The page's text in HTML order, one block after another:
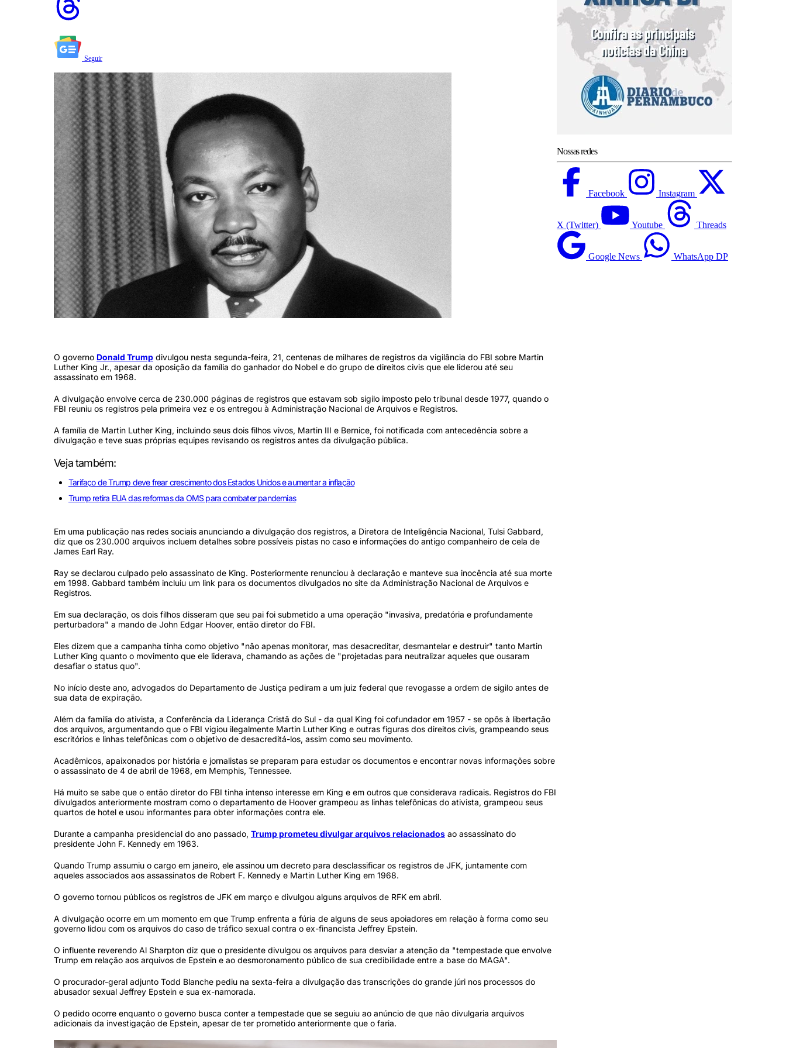
Seguir
O governo Donald Trump divulgou nesta segunda-feira, 21, centenas de milhares de registros da vigilância do FBI sobre Martin
Luther King Jr., apesar da oposição da família do ganhador do Nobel e do grupo de direitos civis que ele liderou até seu
assassinato em 1968.
A divulgação envolve cerca de 230.000 páginas de registros que estavam sob sigilo imposto pelo tribunal desde 1977, quando o
FBI reuniu os registros pela primeira vez e os entregou à Administração Nacional de Arquivos e Registros.
A família de Martin Luther King, incluindo seus dois filhos vivos, Martin III e Bernice, foi notificada com antecedência sobre a
divulgação e teve suas próprias equipes revisando os registros antes da divulgação pública.
Veja também:
Tarifaço de Trump deve frear crescimento dos Estados Unidos e aumentar a inflação
Trump retira EUA das reformas da OMS para combater pandemias
Em uma publicação nas redes sociais anunciando a divulgação dos registros, a Diretora de Inteligência Nacional, Tulsi Gabbard,
diz que os 230.000 arquivos incluem detalhes sobre possíveis pistas no caso e informações do antigo companheiro de cela de
James Earl Ray.
Ray se declarou culpado pelo assassinato de King. Posteriormente renunciou à declaração e manteve sua inocência até sua morte
em 1998. Gabbard também incluiu um link para os documentos divulgados no site da Administração Nacional de Arquivos e
Registros.
Em sua declaração, os dois filhos disseram que seu pai foi submetido a uma operação "invasiva, predatória e profundamente
perturbadora" a mando de John Edgar Hoover, então diretor do FBI.
Eles dizem que a campanha tinha como objetivo "não apenas monitorar, mas desacreditar, desmantelar e destruir" tanto Martin
Luther King quanto o movimento que ele liderava, chamando as ações de "projetadas para neutralizar aqueles que ousaram
desafiar o status quo".
No início deste ano, advogados do Departamento de Justiça pediram a um juiz federal que revogasse a ordem de sigilo antes de
sua data de expiração.
Além da família do ativista, a Conferência da Liderança Cristã do Sul - da qual King foi cofundador em 1957 - se opôs à libertação
dos arquivos, argumentando que o FBI vigiou ilegalmente Martin Luther King e outras figuras dos direitos civis, grampeando seus
escritórios e linhas telefônicas com o objetivo de desacreditá-los, assim como seu movimento.
Acadêmicos, apaixonados por história e jornalistas se preparam para estudar os documentos e encontrar novas informações sobre
o assassinato de 4 de abril de 1968, em Memphis, Tennessee.
Há muito se sabe que o então diretor do FBI tinha intenso interesse em King e em outros que considerava radicais. Registros do FBI
divulgados anteriormente mostram como o departamento de Hoover grampeou as linhas telefônicas do ativista, grampeou seus
quartos de hotel e usou informantes para obter informações contra ele.
Durante a campanha presidencial do ano passado, Trump prometeu divulgar arquivos relacionados ao assassinato do
presidente John F. Kennedy em 1963.
Quando Trump assumiu o cargo em janeiro, ele assinou um decreto para desclassificar os registros de JFK, juntamente com
aqueles associados aos assassinatos de Robert F. Kennedy e Martin Luther King em 1968.
O governo tornou públicos os registros de JFK em março e divulgou alguns arquivos de RFK em abril.
A divulgação ocorre em um momento em que Trump enfrenta a fúria de alguns de seus apoiadores em relação à forma como seu
governo lidou com os arquivos do caso de tráfico sexual contra o ex-financista Jeffrey Epstein.
O influente reverendo Al Sharpton diz que o presidente divulgou os arquivos para desviar a atenção da "tempestade que envolve
Trump em relação aos arquivos de Epstein e ao desmoronamento público de sua credibilidade entre a base do MAGA".
O procurador-geral adjunto Todd Blanche pediu na sexta-feira a divulgação das transcrições do grande júri nos processos do
abusador sexual Jeffrey Epstein e sua ex-namorada.
O pedido ocorre enquanto o governo busca conter a tempestade que se seguiu ao anúncio de que não divulgaria arquivos
adicionais da investigação de Epstein, apesar de ter prometido anteriormente que o faria.
Nossas redes
Facebook Instagram
X (Twitter) Youtube Threads
Google News WhatsApp DP